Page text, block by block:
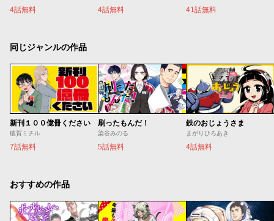
4話無料 4話無料 41話無料
同じジャンルの作品
新刊１００億冊ください
破賀ミチル
7話無料
刷ったもんだ！
染谷みのる
5話無料
鉄のおじょうさま
まがりひろあき
4話無料
おすすめの作品